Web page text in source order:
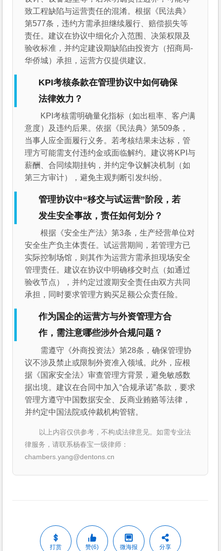
致工程缺陷与运营责任的混淆。根据《民法典》
第577条，违约方需承担继续履行、赔偿损失等
责任。建议在协议中细化介入范围、决策权限及
验收标准，并约定建设期缺陷由投资方（招商局-
华侨城）承担，运营方仅提供建议。
KPI考核条款在管理协议中如何确保
法律效力？
KPI考核需明确量化指标（如出租率、客户满
意度）及违约后果。依据《民法典》第509条，
当事人应全面履行义务。若考核结果未达标，管
理方可能需支付违约金或面临解约。建议将KPI与
薪酬、合同续期挂钩，并约定争议解决机制（如
第三方审计），避免主观判断引发纠纷。
管理协议中“移交与试运营”阶段，若
发生安全事故，责任如何划分？
根据《安全生产法》第3条，生产经营单位对
安全生产负主体责任。试运营期间，若管理方已
实际控制场馆，则其作为运营方需承担现场安全
管理责任。建议在协议中明确移交时点（如通过
验收节点），并约定过渡期安全责任由双方共同
承担，同时要求管理方购买足额公众责任险。
作为国企的运营方与外资管理方合
作，需注意哪些涉外合规问题？
需遵守《外商投资法》第28条，确保管理协
议不涉及禁止或限制外资准入领域。此外，应根
据《国家安全法》审查管理方背景，避免敏感数
据出境。建议在合同中加入“合规承诺”条款，要求
管理方遵守中国数据安全、反商业贿赂等法律，
并约定中国法院或仲裁机构管辖。
以上内容仅供参考，不构成法律意见。如需专业法
律服务，请联系杨春宝一级律师：
chambers.yang@dentons.cn
打赏 赞(6) 微海报 分享